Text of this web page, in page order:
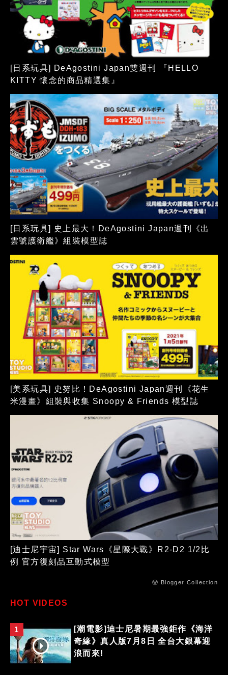
[日系玩具] DeAgostini Japan雙週刊 『HELLO
KITTY 懷念的商品精選集』
[日系玩具] 史上最大！DeAgostini Japan週刊《出
雲號護衛艦》組裝模型誌
[美系玩具] 史努比！DeAgostini Japan週刊《花生
米漫畫》組裝與收集 Snoopy & Friends 模型誌
[迪士尼宇宙] Star Wars《星際大戰》R2-D2 1/2比
例 官方復刻品互動式模型
ⓦ Blogger Collection
HOT VIDEOS
1
[潮電影]迪士尼暑期最強鉅作《海洋
奇緣》真人版7月8日 全台大銀幕迎
浪而來!